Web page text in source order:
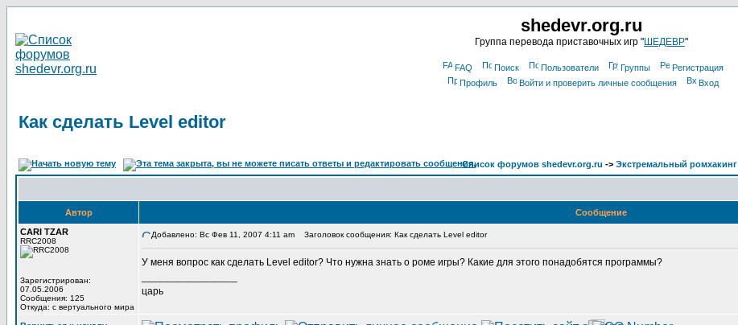
shedevr.org.ru
Группа перевода приставочных игр "ШЕДЕВР"
FAQ Поиск Пользователи Группы
Регистрация
Профиль
Войти и проверить личные сообщения Вход
Как сделать Level editor
Список форумов shedevr.org.ru -> Экстремальный ромхакинг
Автор
Сообщение
CARI TZAR
RRC2008
Зарегистрирован:
07.05.2006
Сообщения: 125
Откуда: с вертуального мира
Добавлено: Вс Фев 11, 2007 4:11 am Заголовок сообщения: Как сделать Level editor
У меня вопрос как сделать Level editor? Что нужна знать о роме игры? Какие для этого понадобятся программы?
царь